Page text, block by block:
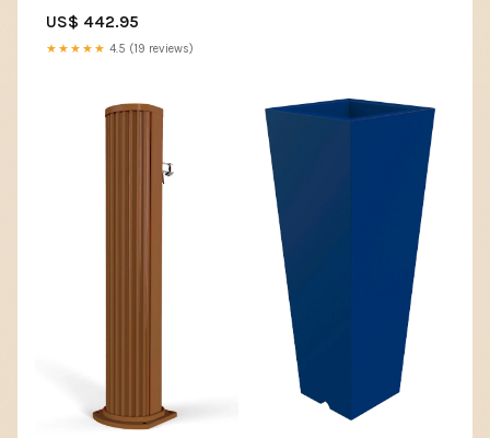
bronze 271763 4841308211172
US$ 442.95
★★★★★ 4.5 (19 reviews)